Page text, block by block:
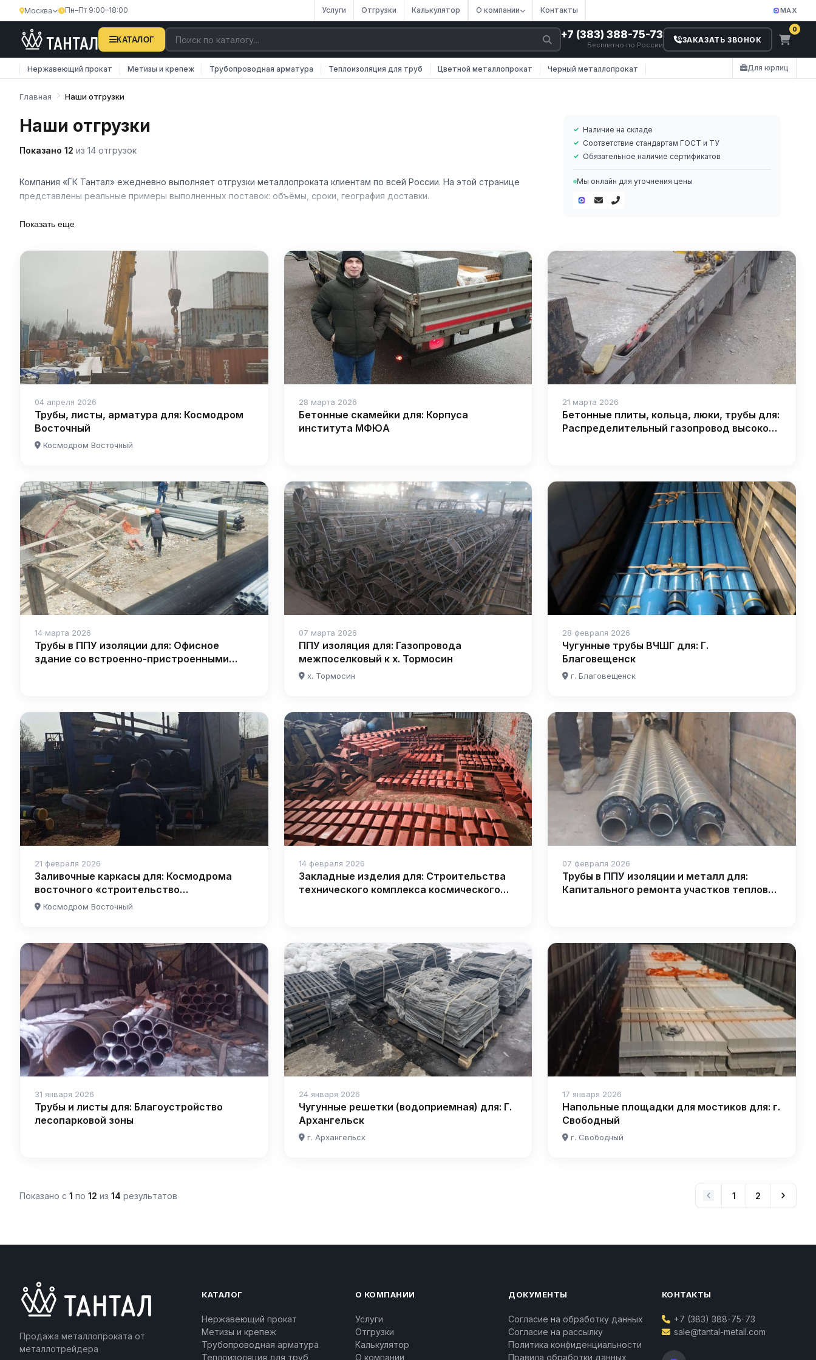
Москва Пн–Пт 9:00–18:00 Услуги Отгрузки Калькулятор О компании Контакты MAX
КАТАЛОГ +7 (383) 388-75-73
Бесплатно по России
ЗАКАЗАТЬ ЗВОНОК
0
Нержавеющий прокат Метизы и крепеж Трубопроводная арматура Теплоизоляция для труб Цветной металлопрокат Черный металлопрокат Для юрлиц
Главная Наши отгрузки
Наши отгрузки
Показано 12 из 14 отгрузок
Компания «ГК Тантал» ежедневно выполняет отгрузки металлопроката клиентам по всей России. На этой странице
представлены реальные примеры выполненных поставок: объёмы, сроки, география доставки.
— в день обращения при наличии продукции. Каждая поставка сопровождается полным комплектом документов и
Для оформления заказа свяжитесь с нашими менеджерами по телефону или через форму обратной связи на сайте.
Показать еще
Наличие на складе
Соответствие стандартам ГОСТ и ТУ
Обязательное наличие сертификатов
Мы онлайн для уточнения цены
04 апреля 2026
Трубы, листы, арматура для: Космодром
Восточный
Космодром Восточный
28 марта 2026
Бетонные скамейки для: Корпуса
института МФЮА
21 марта 2026
Бетонные плиты, кольца, люки, трубы для:
Распределительный газопровод высокого
14 марта 2026
Трубы в ППУ изоляции для: Офисное
здание со встроенно-пристроенными
07 марта 2026
ППУ изоляция для: Газопровода
межпоселковый к х. Тормосин
х. Тормосин
28 февраля 2026
Чугунные трубы ВЧШГ для: Г.
Благовещенск
г. Благовещенск
21 февраля 2026
Заливочные каркасы для: Космодрома
восточного «строительство
аэропортового комплекса»
Космодром Восточный
14 февраля 2026
Закладные изделия для: Строительства
технического комплекса космического
07 февраля 2026
Трубы в ППУ изоляции и металл для:
Капитального ремонта участков тепловой
31 января 2026
Трубы и листы для: Благоустройство
лесопарковой зоны
24 января 2026
Чугунные решетки (водоприемная) для: Г.
Архангельск
г. Архангельск
17 января 2026
Напольные площадки для мостиков для: г.
Свободный
г. Свободный
Показано с 1 по 12 из 14 результатов 1 2
Продажа металлопроката от
металлотрейдера
КАТАЛОГ
Нержавеющий прокат
Метизы и крепеж
Трубопроводная арматура
Теплоизоляция для труб
О КОМПАНИИ
Услуги
Отгрузки
Калькулятор
О компании
ДОКУМЕНТЫ
Согласие на обработку данных
Согласие на рассылку
Политика конфиденциальности
Правила обработки данных
КОНТАКТЫ
+7 (383) 388-75-73
sale@tantal-metall.com
Татьяна Воропаева
Контакты